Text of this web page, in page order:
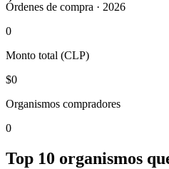
Órdenes de compra · 2026
0
Monto total (CLP)
$0
Organismos compradores
0
Top 10 organismos